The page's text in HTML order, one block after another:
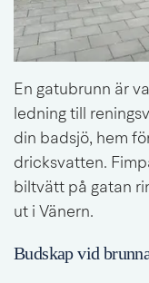
En gatubrunn är
ledning till
din badsjö, hem
dricksvatten.
biltvätt på gatan
ut i Vänern.
Budskap vid